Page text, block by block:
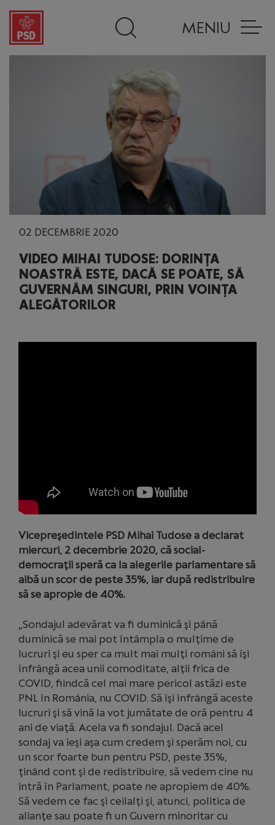
MENIU
02 DECEMBRIE 2020
VIDEO MIHAI TUDOSE: DORINŢA
NOASTRĂ ESTE, DACĂ SE POATE, SĂ
GUVERNĂM SINGURI, PRIN VOINŢA
ALEGĂTORILOR
Vicepreşedintele PSD Mihai Tudose a declarat
miercuri, 2 decembrie 2020, că social-
democraţii speră ca la alegerile parlamentare să
aibă un scor de peste 35%, iar după redistribuire
să se apropie de 40%.
„Sondajul adevărat va fi duminică şi până
duminică se mai pot întâmpla o mulţime de
lucruri şi eu sper ca mult mai mulţi români să îşi
înfrângă acea unii comoditate, alţii frica de
COVID, fiindcă cel mai mare pericol astăzi este
PNL în România, nu COVID. Să îşi înfrângă aceste
lucruri şi să vină la vot jumătate de oră pentru 4
ani de viaţă. Acela va fi sondajul. Dacă acel
sondaj va ieşi aşa cum credem şi sperăm noi, cu
un scor foarte bun pentru PSD, peste 35%,
ţinând cont şi de redistribuire, să vedem cine nu
intră în Parlament, poate ne apropiem de 40%.
Să vedem ce fac şi ceilalţi şi, atunci, politica de
alianţe sau poate fi un Guvern minoritar cu